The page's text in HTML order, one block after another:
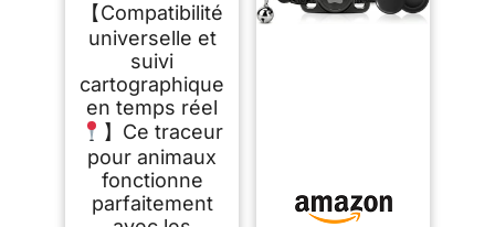
Compatible avec iOS
et Android, Suivi en
Temps Réel Traceur
Collier Traceur Chat,
Batterie Longue
durée avec étanche
Traceur Animal, Noir
【Compatibilité
universelle et
suivi
cartographique
en temps réel
】Ce traceur
pour animaux
fonctionne
parfaitement